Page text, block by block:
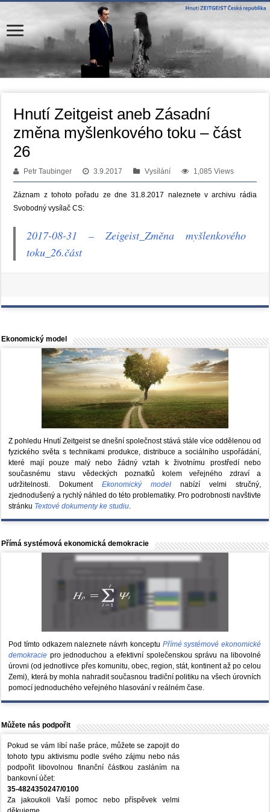
Hnutí Zeitgeist aneb Zásadní
změna myšlenkového toku – část
26
Petr Taubinger 3.9.2017 Vysílání 1,085 Views
Záznam z tohoto pořadu ze dne 31.8.2017 naleznete v archivu rádia
Svobodný vysílač CS:
2017-08-31 – Zeigeist_Změna myšlenkového
toku_26.část
Ekonomický model
Z pohledu Hnutí Zeitgeist se dnešní společnost stává stále více oddělenou od
fyzického světa s technikami produkce, distribuce a sociálního uspořádání,
které mají pouze malý nebo žádný vztah k životnímu prostředí nebo
současnému stavu vědeckých poznatků kolem veřejného zdraví a
udržitelnosti. DokumentEkonomický model nabízí velmi stručný,
zjednodušený a rychlý náhled do této problematiky. Pro podrobnosti navštivte
stránku Textové dokumenty ke studiu.
Přímá systémová ekonomická demokracie
Pod tímto odkazem naleznete návrh konceptu Přímé systémové ekonomické
demokracie pro jednoduchou a efektivní společenskou správu na libovolné
úrovni (od jednotlivce přes komunitu, obec, region, stát, kontinent až po celou
Zemi), která by mohla nahradit současnou tradiční politiku na všech úrovních
pomocí jednoduchého veřejného hlasování v reálném čase.
Můžete nás podpořit
Pokud se vám líbí naše práce, můžete se zapojit do
tohoto typu aktivismu podle svého zájmu nebo nás
podpořit libovolnou finanční částkou zasláním na
bankovní účet:
35-4824350247/0100
Za jakoukoli Vaší pomoc nebo příspěvek velmi